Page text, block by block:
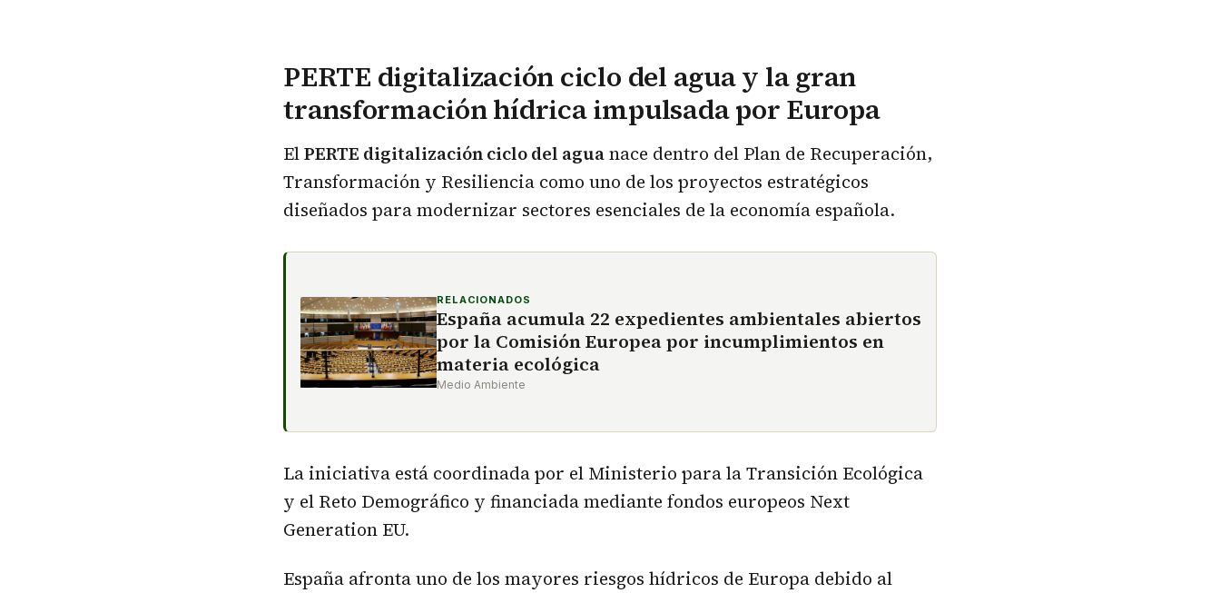
PERTE digitalización ciclo del agua y la gran
transformación hídrica impulsada por Europa
ElPERTE digitalización ciclo del aguanace dentro del Plan de Recuperación,
Transformación y Resiliencia como uno de los proyectos estratégicos
diseñados para modernizar sectores esenciales de la economía española.
RELACIONADOS
España acumula 22 expedientes ambientales abiertos
por la Comisión Europea por incumplimientos en
materia ecológica
Medio Ambiente
La iniciativa está coordinada por el Ministerio para la Transición Ecológica
y el Reto Demográfico y financiada mediante fondos europeos Next
Generation EU.
España afronta uno de los mayores riesgos hídricos de Europa debido al